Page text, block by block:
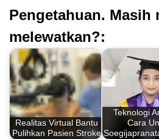
Pengetahuan. Masih
melewatkan?:
Realitas Virtual Bantu
Pulihkan Pasien Stroke
Teknologi
Cara